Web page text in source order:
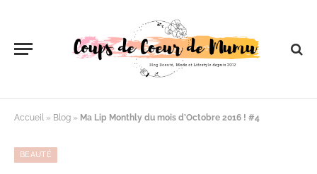
Accueil » Blog » Ma Lip Monthly du mois d’Octobre 2016 ! #4
BEAUTÉ